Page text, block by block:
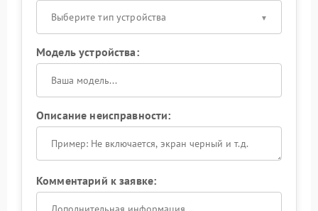
Выберите тип устройства
Модель устройства:
Описание неисправности:
Комментарий к заявке: